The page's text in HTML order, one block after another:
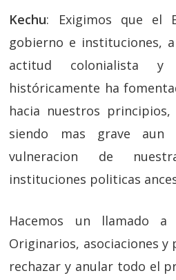
Kechu: Exigimos que el
gobierno e instituciones,
actitud colonialista y
históricamente ha
hacia nuestros
siendo mas grave
vulneracion de
instituciones politicas
Hacemos un llamado
Originarios, asociaciones
rechazar y anular todo el